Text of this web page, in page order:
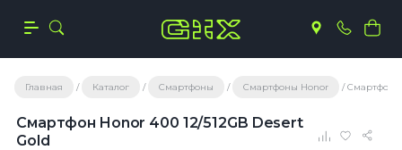
Главная Каталог Смартфоны Смартфоны Honor Смартфон
Смартфон Honor 400 12/512GB Desert
Gold